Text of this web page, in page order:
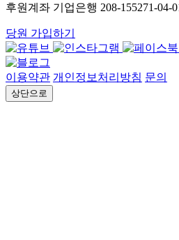
후원계좌 기업은행 208-155271-04-
당원 가입하기
이용약관 개인정보처리방침 문의
상단으로